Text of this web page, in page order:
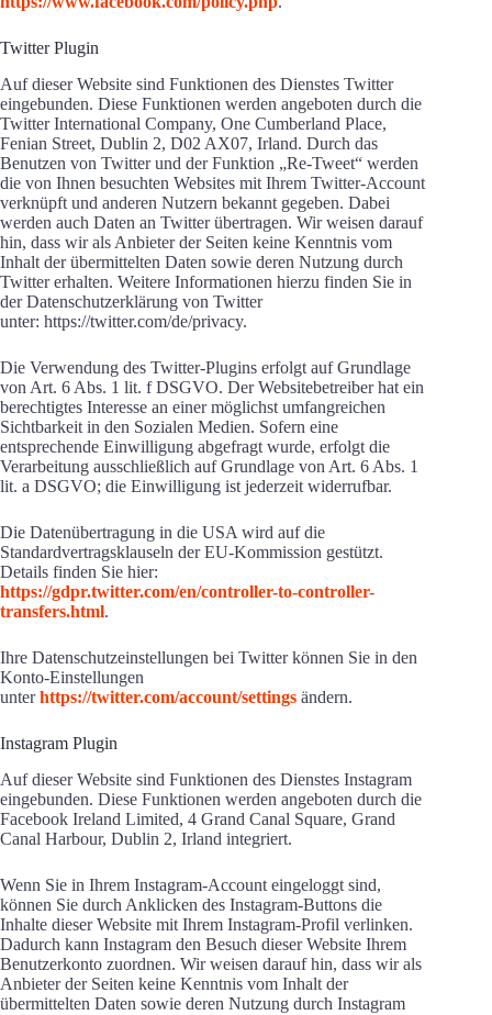
Twitter Plugin
Auf dieser Website sind Funktionen des Dienstes Twitter
eingebunden. Diese Funktionen werden angeboten durch die
Twitter International Company, One Cumberland Place,
Fenian Street, Dublin 2, D02 AX07, Irland. Durch das
Benutzen von Twitter und der Funktion „Re-Tweet“ werden
die von Ihnen besuchten Websites mit Ihrem Twitter-Account
verknüpft und anderen Nutzern bekannt gegeben. Dabei
werden auch Daten an Twitter übertragen. Wir weisen darauf
hin, dass wir als Anbieter der Seiten keine Kenntnis vom
Inhalt der übermittelten Daten sowie deren Nutzung durch
Twitter erhalten. Weitere Informationen hierzu finden Sie in
der Datenschutzerklärung von Twitter
unter: https://twitter.com/de/privacy.
Die Verwendung des Twitter-Plugins erfolgt auf Grundlage
von Art. 6 Abs. 1 lit. f DSGVO. Der Websitebetreiber hat ein
berechtigtes Interesse an einer möglichst umfangreichen
Sichtbarkeit in den Sozialen Medien. Sofern eine
entsprechende Einwilligung abgefragt wurde, erfolgt die
Verarbeitung ausschließlich auf Grundlage von Art. 6 Abs. 1
lit. a DSGVO; die Einwilligung ist jederzeit widerrufbar.
Die Datenübertragung in die USA wird auf die
Standardvertragsklauseln der EU-Kommission gestützt.
Details finden Sie hier:
https://gdpr.twitter.com/en/controller-to-controller-
transfers.html.
Ihre Datenschutzeinstellungen bei Twitter können Sie in den
Konto-Einstellungen
unterhttps://twitter.com/account/settings ändern.
Instagram Plugin
Auf dieser Website sind Funktionen des Dienstes Instagram
eingebunden. Diese Funktionen werden angeboten durch die
Facebook Ireland Limited, 4 Grand Canal Square, Grand
Canal Harbour, Dublin 2, Irland integriert.
Wenn Sie in Ihrem Instagram-Account eingeloggt sind,
können Sie durch Anklicken des Instagram-Buttons die
Inhalte dieser Website mit Ihrem Instagram-Profil verlinken.
Dadurch kann Instagram den Besuch dieser Website Ihrem
Benutzerkonto zuordnen. Wir weisen darauf hin, dass wir als
Anbieter der Seiten keine Kenntnis vom Inhalt der
übermittelten Daten sowie deren Nutzung durch Instagram